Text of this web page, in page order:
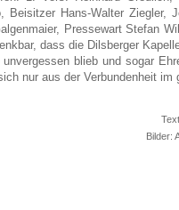
Beisitzer Hans-Walter
Pressewart Stefan
dass die Dilsberger
blieb und sogar
nur aus der Verbundenheit
Bilder: